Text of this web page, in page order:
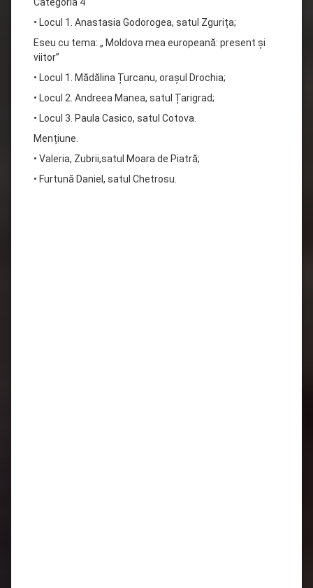
• Locul 1. Anastasia Godorogea, satul Zgurița;
Eseu cu tema: „ Moldova mea europeană: present și
viitor”
• Locul 1. Mădălina Țurcanu, orașul Drochia;
• Locul 2. Andreea Manea, satul Țarigrad;
• Locul 3. Paula Casico, satul Cotova.
Mențiune.
• Valeria, Zubrii,satul Moara de Piatră;
• Furtună Daniel, satul Chetrosu.